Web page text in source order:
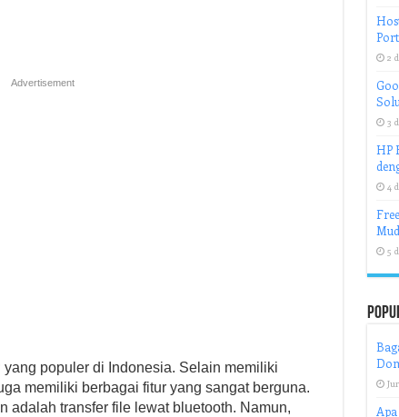
Advertisement
populer di Indonesia. Selain memiliki
memiliki berbagai fitur yang sangat berguna.
adalah transfer file lewat bluetooth. Namun,
2
3
HP
4
5